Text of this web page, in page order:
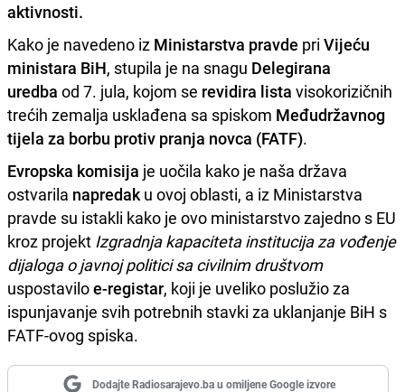
aktivnosti.
Kako je navedeno iz Ministarstva pravde pri Vijeću
ministara BiH, stupila je na snagu Delegirana
uredba od 7. jula, kojom se revidira lista visokorizičnih
trećih zemalja usklađena sa spiskom Međudržavnog
tijela za borbu protiv pranja novca (FATF).
Evropska komisija je uočila kako je naša država
ostvarila napredak u ovoj oblasti, a iz Ministarstva
pravde su istakli kako je ovo ministarstvo zajedno s EU
kroz projekt Izgradnja kapaciteta institucija za vođenje
dijaloga o javnoj politici sa civilnim društvom
uspostaviloe-registar, koji je uveliko poslužio za
ispunjavanje svih potrebnih stavki za uklanjanje BiH s
FATF-ovog spiska.
Dodajte Radiosarajevo.ba u omiljene Google izvore